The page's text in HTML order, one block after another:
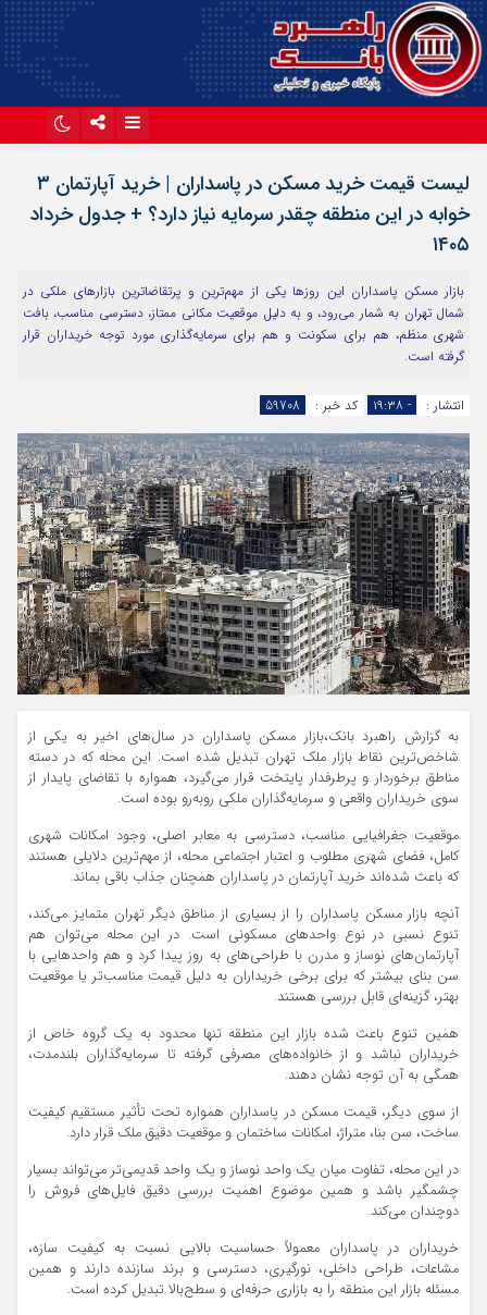
آپارات
لیست قیمت خرید مسکن در پاسداران | خرید آپارتمان ۳
خوابه در این منطقه چقدر سرمایه نیاز دارد؟ + جدول خرداد
۱۴۰۵
بازار مسکن پاسداران این روزها یکی از مهم‌ترین و پرتقاضاترین بازارهای ملکی در
شمال تهران به شمار می‌رود، و به‌ دلیل موقعیت مکانی ممتاز، دسترسی مناسب، بافت
شهری منظم، هم برای سکونت و هم برای سرمایه‌گذاری مورد توجه خریداران قرار
گرفته است.
انتشار : - ۱۹:۳۸ کد خبر : 59708
به گزارش راهبرد بانک،بازار مسکن پاسداران در سال‌های اخیر به یکی از
شاخص‌ترین نقاط بازار ملک تهران تبدیل شده است. این محله که در دسته
مناطق برخوردار و پرطرفدار پایتخت قرار می‌گیرد، همواره با تقاضای پایدار از
سوی خریداران واقعی و سرمایه‌گذاران ملکی روبه‌رو بوده است.
موقعیت جغرافیایی مناسب، دسترسی به معابر اصلی، وجود امکانات شهری
کامل، فضای شهری مطلوب و اعتبار اجتماعی محله، از مهم‌ترین دلایلی هستند
که باعث شده‌اند خرید آپارتمان در پاسداران همچنان جذاب باقی بماند.
آنچه بازار مسکن پاسداران را از بسیاری از مناطق دیگر تهران متمایز می‌کند،
تنوع نسبی در نوع واحدهای مسکونی است. در این محله می‌توان هم
آپارتمان‌های نوساز و مدرن با طراحی‌های به‌ روز پیدا کرد و هم واحدهایی با
سن بنای بیشتر که برای برخی خریداران به‌ دلیل قیمت مناسب‌تر یا موقعیت
بهتر، گزینه‌ای قابل بررسی هستند.
همین تنوع باعث شده بازار این منطقه تنها محدود به یک گروه خاص از
خریداران نباشد و از خانواده‌های مصرفی گرفته تا سرمایه‌گذاران بلندمدت،
همگی به آن توجه نشان دهند.
از سوی دیگر، قیمت مسکن در پاسداران همواره تحت تأثیر مستقیم کیفیت
ساخت، سن بنا، متراژ، امکانات ساختمان و موقعیت دقیق ملک قرار دارد.
در این محله، تفاوت میان یک واحد نوساز و یک واحد قدیمی‌تر می‌تواند بسیار
چشمگیر باشد و همین موضوع اهمیت بررسی دقیق فایل‌های فروش را
دوچندان می‌کند.
خریداران در پاسداران معمولاً حساسیت بالایی نسبت به کیفیت سازه،
مشاعات، طراحی داخلی، نورگیری، دسترسی و برند سازنده دارند و همین
مسئله بازار این منطقه را به بازاری حرفه‌ای و سطح‌بالا تبدیل کرده است.